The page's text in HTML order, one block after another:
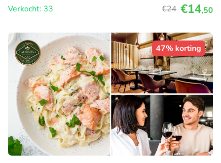
Verkocht: 33
€24 €14,50
47% korting